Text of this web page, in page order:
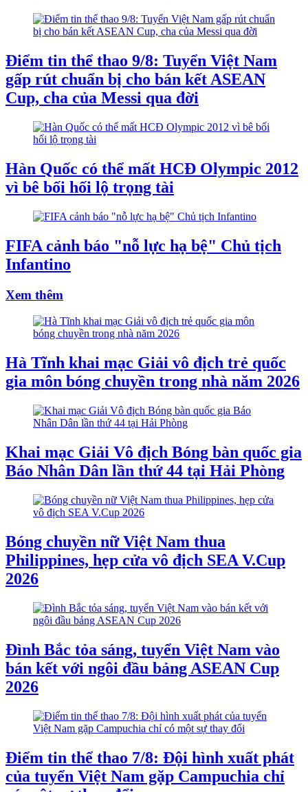
Điểm tin thể thao 9/8: Tuyển Việt Nam
gấp rút chuẩn bị cho bán kết ASEAN
Cup, cha của Messi qua đời
Hàn Quốc có thể mất HCĐ Olympic 2012
vì bê bối hối lộ trọng tài
FIFA cảnh báo "nỗ lực hạ bệ" Chủ tịch
Infantino
Xem thêm
Hà Tĩnh khai mạc Giải vô địch trẻ quốc
gia môn bóng chuyền trong nhà năm 2026
Khai mạc Giải Vô địch Bóng bàn quốc gia
Báo Nhân Dân lần thứ 44 tại Hải Phòng
Bóng chuyền nữ Việt Nam thua
Philippines, hẹp cửa vô địch SEA V.Cup
2026
Đình Bắc tỏa sáng, tuyển Việt Nam vào
bán kết với ngôi đầu bảng ASEAN Cup
2026
Điểm tin thể thao 7/8: Đội hình xuất phát
của tuyển Việt Nam gặp Campuchia chỉ